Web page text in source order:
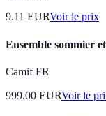
9.11 EURVoir le prix
Ensemble sommier
Camif FR
999.00 EURVoir le